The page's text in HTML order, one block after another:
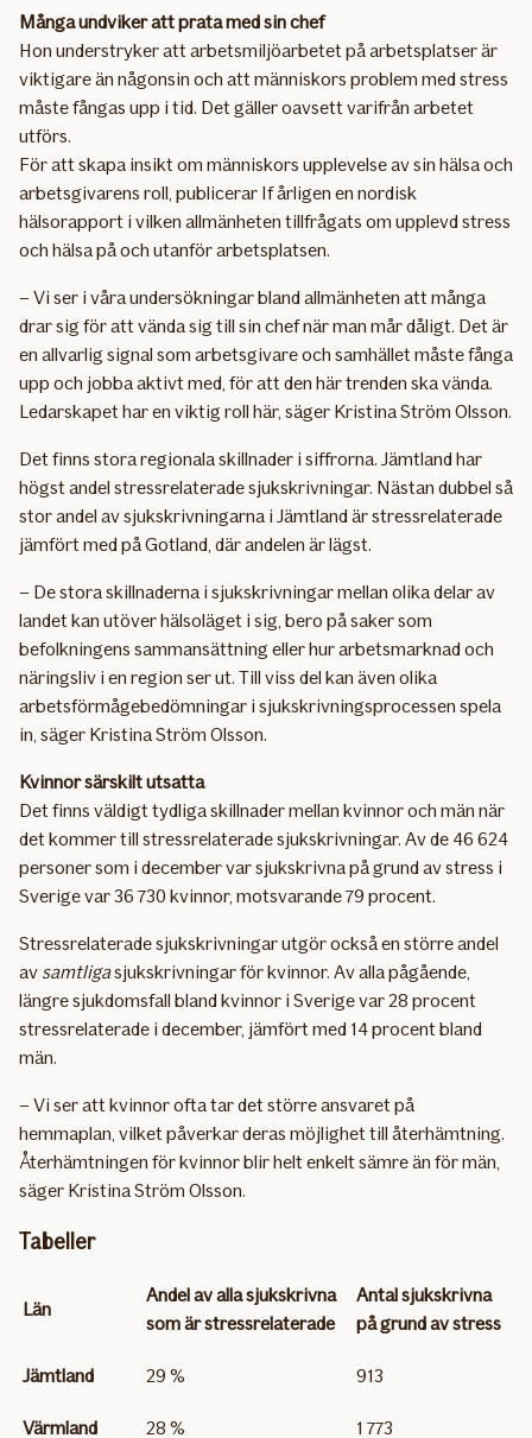
Många undviker att prata med sin chef
Hon understryker att arbetsmiljöarbetet på arbetsplatser är
viktigare än någonsin och att människors problem med stress
måste fångas upp i tid. Det gäller oavsett varifrån arbetet
utförs.
För att skapa insikt om människors upplevelse av sin hälsa och
arbetsgivarens roll, publicerar If årligen en nordisk
hälsorapport i vilken allmänheten tillfrågats om upplevd stress
och hälsa på och utanför arbetsplatsen.
– Vi ser i våra undersökningar bland allmänheten att många
drar sig för att vända sig till sin chef när man mår dåligt. Det är
en allvarlig signal som arbetsgivare och samhället måste fånga
upp och jobba aktivt med, för att den här trenden ska vända.
Ledarskapet har en viktig roll här, säger Kristina Ström Olsson.
Det finns stora regionala skillnader i siffrorna. Jämtland har
högst andel stressrelaterade sjukskrivningar. Nästan dubbel så
stor andel av sjukskrivningarna i Jämtland är stressrelaterade
jämfört med på Gotland, där andelen är lägst.
– De stora skillnaderna i sjukskrivningar mellan olika delar av
landet kan utöver hälsoläget i sig, bero på saker som
befolkningens sammansättning eller hur arbetsmarknad och
näringsliv i en region ser ut. Till viss del kan även olika
arbetsförmågebedömningar i sjukskrivningsprocessen spela
in, säger Kristina Ström Olsson.
Kvinnor särskilt utsatta
Det finns väldigt tydliga skillnader mellan kvinnor och män när
det kommer till stressrelaterade sjukskrivningar. Av de 46 624
personer som i december var sjukskrivna på grund av stress i
Sverige var 36 730 kvinnor, motsvarande 79 procent.
Stressrelaterade sjukskrivningar utgör också en större andel
av samtligasjukskrivningar för kvinnor. Av alla pågående,
längre sjukdomsfall bland kvinnor i Sverige var 28 procent
stressrelaterade i december, jämfört med 14 procent bland
män.
– Vi ser att kvinnor ofta tar det större ansvaret på
hemmaplan, vilket påverkar deras möjlighet till återhämtning.
Återhämtningen för kvinnor blir helt enkelt sämre än för män,
säger Kristina Ström Olsson.
Tabeller
Län
Andel av alla sjukskrivna
som är stressrelaterade
Antal sjukskrivna
på grund av stress
Jämtland 29 % 913
Värmland 28 % 1 773